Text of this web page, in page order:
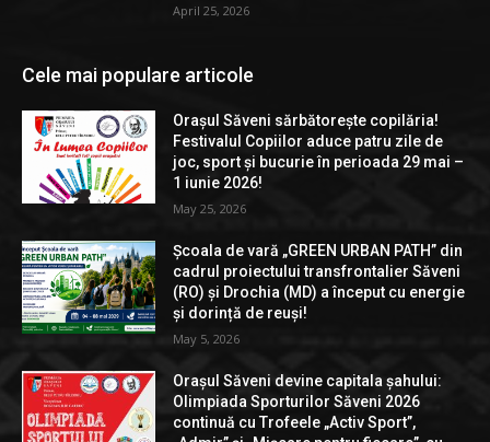
April 25, 2026
Cele mai populare articole
Orașul Săveni sărbătorește copilăria!
Festivalul Copiilor aduce patru zile de
joc, sport și bucurie în perioada 29 mai –
1 iunie 2026!
May 25, 2026
Școala de vară „GREEN URBAN PATH” din
cadrul proiectului transfrontalier Săveni
(RO) și Drochia (MD) a început cu energie
și dorință de reuși!
May 5, 2026
Orașul Săveni devine capitala șahului:
Olimpiada Sporturilor Săveni 2026
continuă cu Trofeele „Activ Sport”,